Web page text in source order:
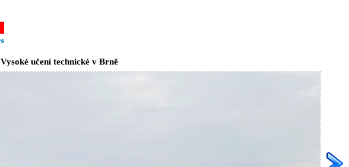
Vysoké učení technické v Brně